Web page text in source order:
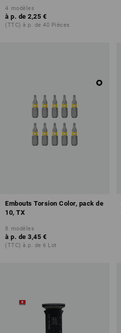
4 modèles
à p. de 2,25 €
(TTC) à p. de 40 Pièces
Embouts Torsion Color, pack de
10, TX
8 modèles
à p. de 3,45 €
(TTC) à p. de 6 Lot